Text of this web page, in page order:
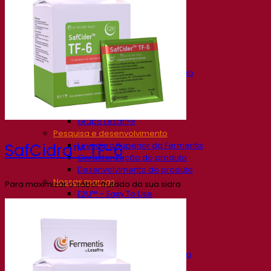
Nossa empresa
Sobre nós
Especialista em fermentação
O Campus Fermentis
Uma equipe apaixonada
Apoiando a criatividade
Grupo Lesaffre
Pesquisa e desenvolvimento
Levedura Superior da Fermentis
Caracterização do produto
Desenvolvimento de produto
Nossas marcas
E2U™ – Easy To Use
All In 1™
Outros serviços
Fabricação sob encomenda
Degustações de bebidas
SafCidra™ TF-6
Para maximizar o sabor frutado da sua sidra